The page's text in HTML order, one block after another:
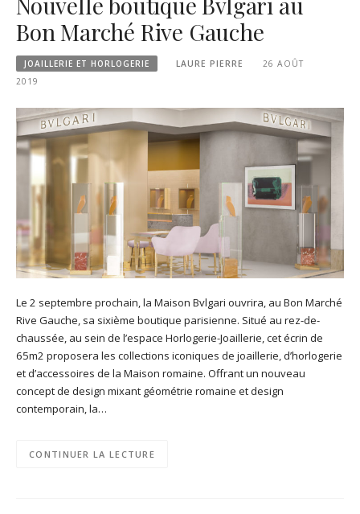
Bon Marché Rive Gauche
JOAILLERIE ET HORLOGERIE LAURE PIERRE
26 AOÛT
2019
Le 2 septembre prochain, la Maison Bvlgari ouvrira, au Bon Marché
Rive Gauche, sa sixième boutique parisienne. Situé au rez-de-
chaussée, au sein de l’espace Horlogerie-Joaillerie, cet écrin de
65m2 proposera les collections iconiques de joaillerie, d’horlogerie
et d’accessoires de la Maison romaine. Offrant un nouveau
concept de design mixant géométrie romaine et design
contemporain, la…
CONTINUER LA LECTURE